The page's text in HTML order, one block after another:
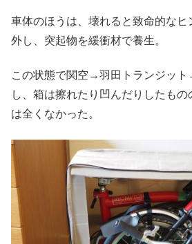
車体のほうは、壊れると致命的なヒ
外し、突起物を緩衝材で養生。
この状態で関空→羽田トランジッ
し、箱は擦れたり凹んだりしたも
は全くなかった。